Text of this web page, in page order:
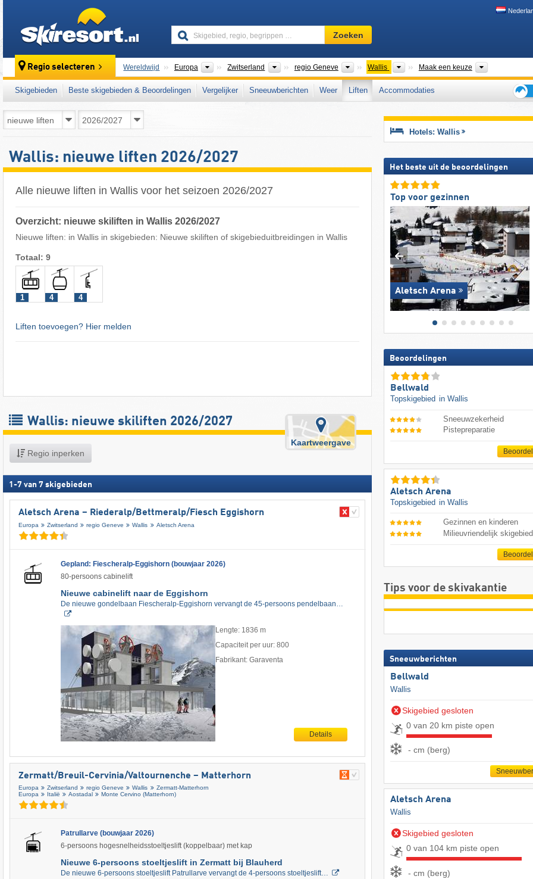
Skigebied,
regio,
…
Zoeken
Regio selecteren Wereldwijd Europa Continenten
Zwitserland Landenregio Geneve Macroregio's
Wallis Kantons
Maak een keuze Dalen,
Skigebieden Beste skigebieden & Beoordelingen Vergelijker Sneeuwberichten Weer Liften
Accommodaties
voor
Wallis: nieuwe liften 2026/2027
Alle nieuwe liften in Wallis voor het seizoen 2026/2027
Overzicht: nieuwe skiliften in Wallis 2026/2027
Nieuwe liften: in Wallis in skigebieden: Nieuwe skiliften of skigebieduitbreidingen in Wallis
Totaal: 9
1 4 4
Liften toevoegen? Hier melden
Wallis: nieuwe skiliften 2026/2027
Regio inperken
Kaartweergave
1 -7 van 7 skigebieden
Aletsch Arena – Riederalp/​Bettmeralp/​Fiesch Eggishorn
Europa Zwitserland regio Geneve Wallis Aletsch Arena
Gepland: Fiescheralp-Eggishorn (bouwjaar 2026)
80-persoons cabinelift
Nieuwe cabinelift naar de Eggishorn
De nieuwe gondelbaan Fiescheralp-Eggishorn vervangt de 45-persoons pendelbaan…
Lengte: 1836 m
Capaciteit per uur: 800
Fabrikant: Garaventa
Details
Zermatt/​Breuil-Cervinia/​Valtournenche – Matterhorn
Europa Zwitserland regio Geneve Wallis
Zermatt-Matterhorn
Europa
Italië Aostadal Monte Cervino (Matterhorn)
Patrullarve (bouwjaar 2026)
6-persoons hogesnelheidsstoeltjeslift (koppelbaar) met kap
Nieuwe 6-persoons stoeltjeslift in Zermatt bij Blauherd
De nieuwe 6-persoons stoeltjeslift Patrullarve vervangt de 4-persoons stoeltjeslift…
Hotels: Wallis
Het beste uit de beoordelingen
Top voor gezinnen
Aletsch Arena
Beoordelingen
Bellwald
Topskigebied in Wallis
Sneeuwzekerheid
Pistepreparatie
Aletsch Arena
Topskigebied in Wallis
Gezinnen en kinderen
Milieuvriendelijk skigebied
Tips voor de skivakantie
Sneeuwberichten
Bellwald
Wallis
Skigebied gesloten
0 van 20 km piste open
- cm (berg)
Aletsch Arena
Wallis
Skigebied gesloten
0 van 104 km piste open
- cm (berg)